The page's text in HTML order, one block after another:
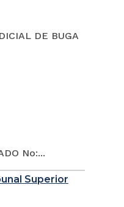
DE BUGA
No:...
Superior